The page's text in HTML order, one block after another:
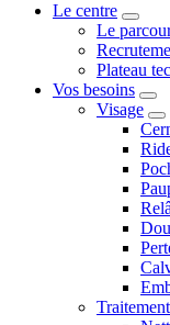
Le centre
Le
Plateau
Vos besoins
Visage